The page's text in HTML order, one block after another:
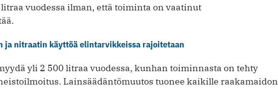
vuodessa ilman, että toiminta on vaatinut
ja nitraatin käyttöä elintarvikkeissa rajoitetaan
yli 2 500 litraa vuodessa, kunhan toiminnasta on tehty
Lainsäädäntömuutos tuonee kaikille raakamaidon